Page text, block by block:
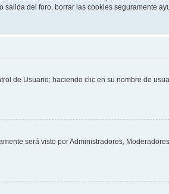
del foro, borrar las cookies seguramente
de Usuario; haciendo clic en su nombre de
será visto por Administradores,